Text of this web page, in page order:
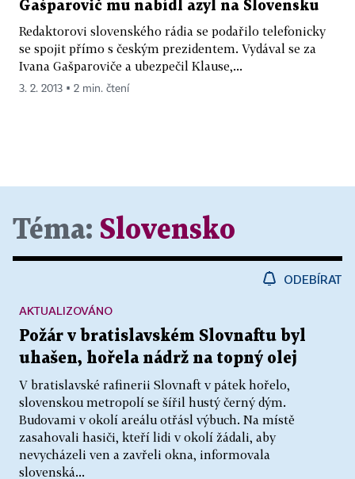
Gašparovič mu nabídl azyl na Slovensku
Redaktorovi slovenského rádia se podařilo telefonicky
se spojit přímo s českým prezidentem. Vydával se za
Ivana Gašparoviče a ubezpečil Klause,...
3. 2. 2013 ▪ 2 min. čtení
Téma: Slovensko
ODEBÍRAT
Požár v bratislavském Slovnaftu byl
uhašen, hořela nádrž na topný olej
V bratislavské rafinerii Slovnaft v pátek hořelo,
slovenskou metropolí se šířil hustý černý dým.
Budovami v okolí areálu otřásl výbuch. Na místě
zasahovali hasiči, kteří lidi v okolí žádali, aby
nevycházeli ven a zavřeli okna, informovala
slovenská...
AKTUALIZOVÁNO